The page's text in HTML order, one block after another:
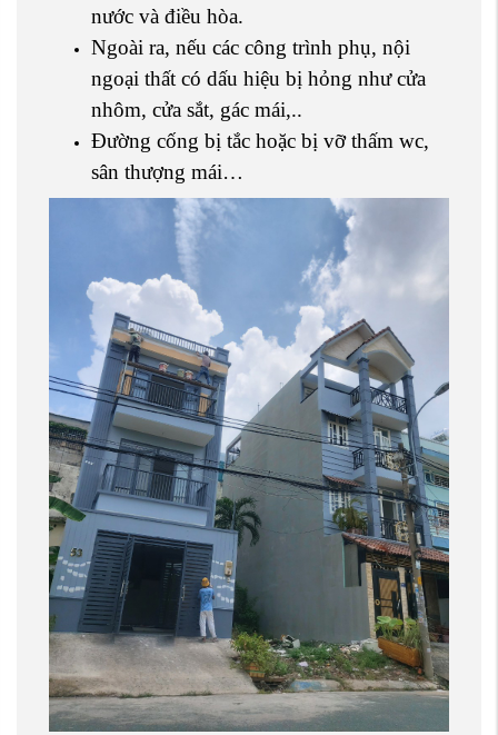
nước và điều hòa.
Ngoài ra, nếu các công trình phụ, nội
ngoại thất có dấu hiệu bị hỏng như cửa
nhôm, cửa sắt, gác mái,..
Đường cống bị tắc hoặc bị vỡ thấm wc,
sân thượng mái…